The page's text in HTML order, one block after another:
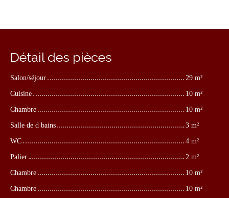
Détail des pièces
Salon/séjour
29 m²
Cuisine
10 m²
Chambre
10 m²
Salle de d bains
3 m²
WC
4 m²
Palier
2 m²
Chambre
10 m²
Chambre
10 m²